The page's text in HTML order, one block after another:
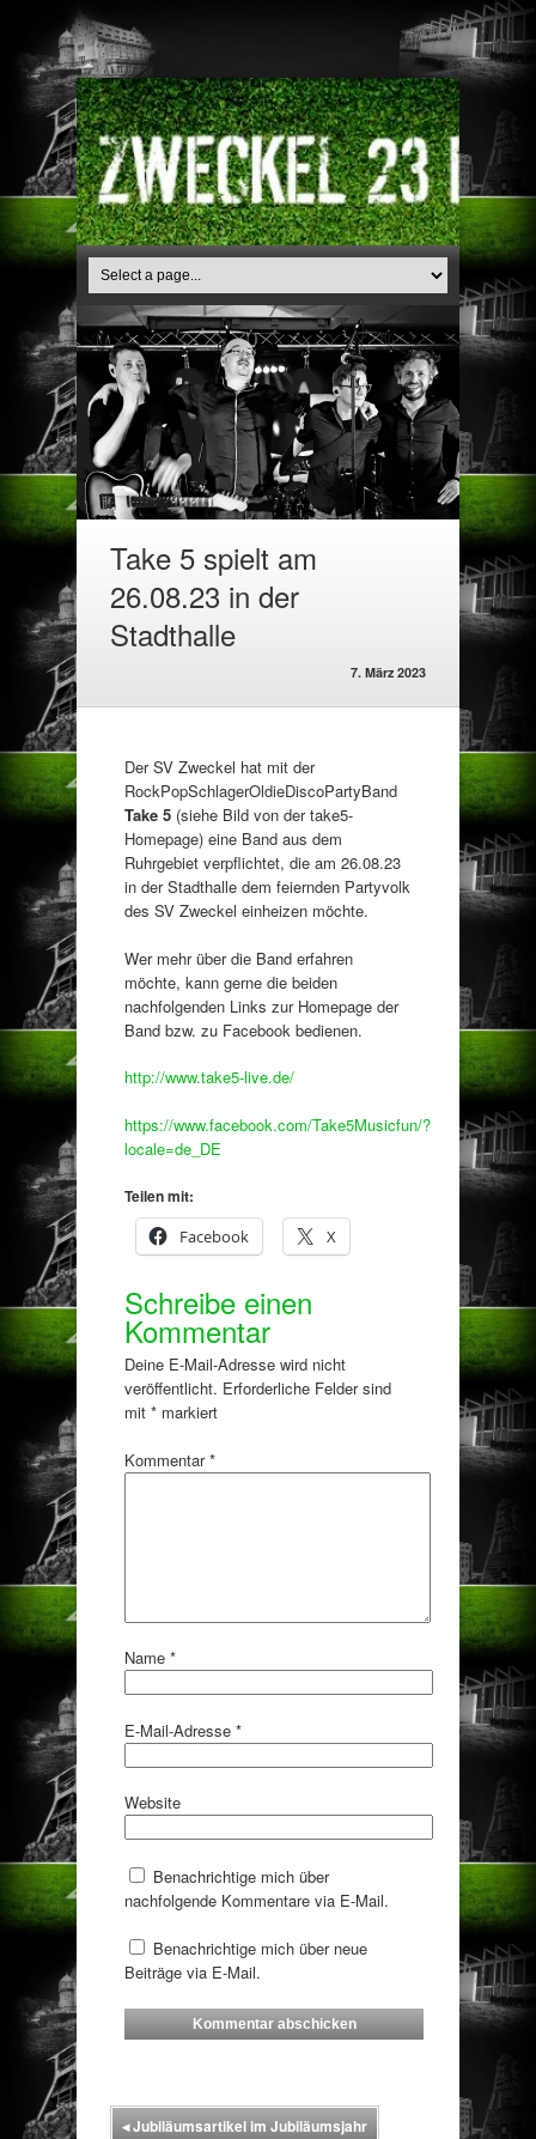
Take 5 spielt am
26.08.23 in der
Stadthalle
7. März 2023
Der SV Zweckel hat mit der
RockPopSchlagerOldieDiscoPartyBand
Take 5 (siehe Bild von der take5-
Homepage) eine Band aus dem
Ruhrgebiet verpflichtet, die am 26.08.23
in der Stadthalle dem feiernden Partyvolk
des SV Zweckel einheizen möchte.
Wer mehr über die Band erfahren
möchte, kann gerne die beiden
nachfolgenden Links zur Homepage der
Band bzw. zu Facebook bedienen.
http://www.take5-live.de/
https://www.facebook.com/Take5Musicfun/?
locale=de_DE
Teilen mit:
Facebook
X
Schreibe einen
Kommentar
Deine E-Mail-Adresse wird nicht
veröffentlicht. Erforderliche Felder sind
mit * markiert
Kommentar*
Name *
E-Mail-Adresse *
Website
Benachrichtige mich über
nachfolgende Kommentare via E-Mail.
Benachrichtige mich über neue
Beiträge via E-Mail.
◂Jubiläumsartikel im Jubiläumsjahr